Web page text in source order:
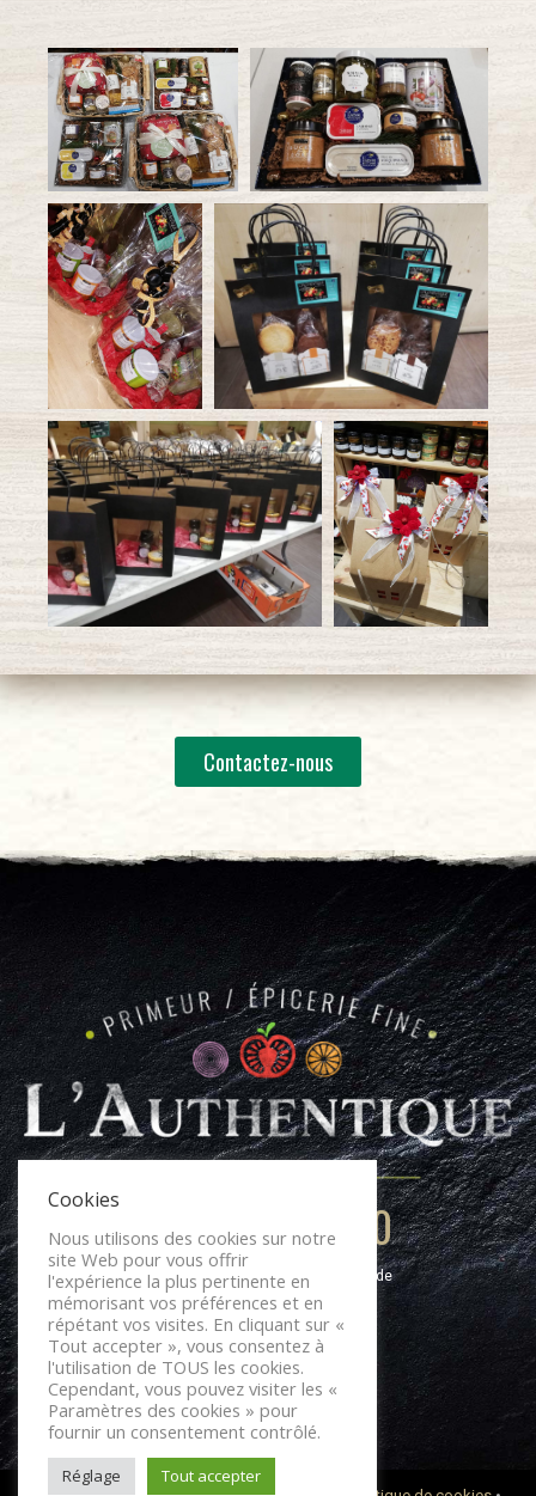
Contactez-nous
05 56 78 48 20
24 Rue Montesquieu, 33650 La Brède
Cookies
Nous utilisons des cookies sur notre
site Web pour vous offrir
l'expérience la plus pertinente en
mémorisant vos préférences et en
répétant vos visites. En cliquant sur «
Tout accepter », vous consentez à
l'utilisation de TOUS les cookies.
Cependant, vous pouvez visiter les «
Paramètres des cookies » pour
fournir un consentement contrôlé.
Réglage Tout accepter